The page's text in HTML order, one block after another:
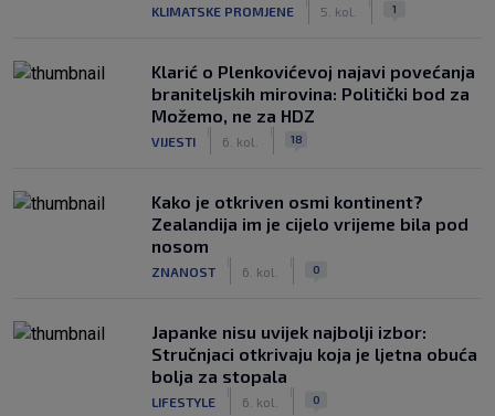
KLIMATSKE PROMJENE 5. kol. 1
Klarić o Plenkovićevoj najavi povećanja
braniteljskih mirovina: Politički bod za
Možemo, ne za HDZ
VIJESTI 6. kol. 18
Kako je otkriven osmi kontinent?
Zealandija im je cijelo vrijeme bila pod
nosom
ZNANOST 6. kol. 0
Japanke nisu uvijek najbolji izbor:
Stručnjaci otkrivaju koja je ljetna obuća
bolja za stopala
LIFESTYLE 6. kol. 0